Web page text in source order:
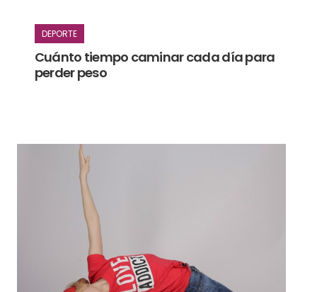
DEPORTE
Cuánto tiempo caminar cada día para
perder peso